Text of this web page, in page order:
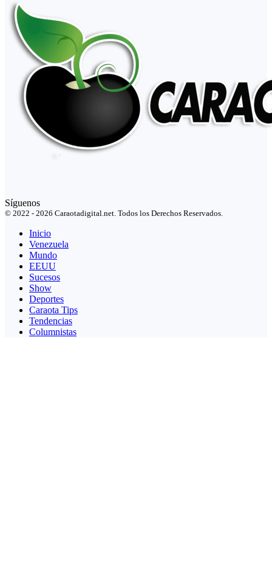
Síguenos
© 2022 - 2026 Caraotadigital.net. Todos los Derechos Reservados.
Inicio
Venezuela
Mundo
EEUU
Sucesos
Show
Deportes
Caraota Tips
Tendencias
Columnistas